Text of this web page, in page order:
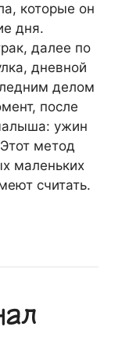
которые он
дня.
далее по
дневной
делом
после
ужин
метод
маленьких
считать.